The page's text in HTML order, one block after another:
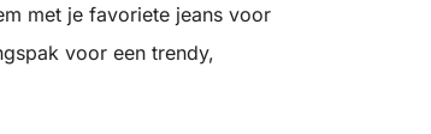
met je favoriete jeans voor
voor een trendy,